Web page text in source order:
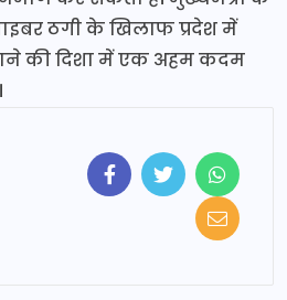
ठगी के खिलाफ प्रदेश में
की दिशा में एक अहम कदम